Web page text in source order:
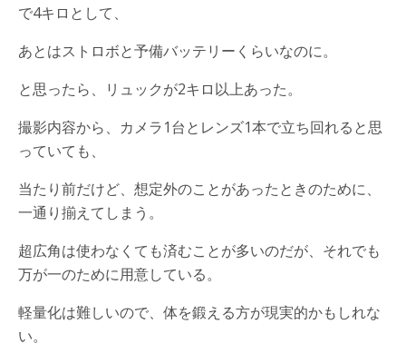
で4キロとして、
あとはストロボと予備バッテリーくらいなのに。
と思ったら、リュックが2キロ以上あった。
撮影内容から、カメラ1台とレンズ1本で立ち回れると思
っていても、
当たり前だけど、想定外のことがあったときのために、
一通り揃えてしまう。
超広角は使わなくても済むことが多いのだが、それでも
万が一のために用意している。
軽量化は難しいので、体を鍛える方が現実的かもしれな
い。